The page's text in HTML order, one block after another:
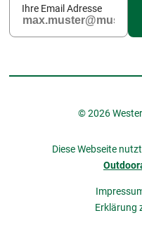
Ihre Email Adresse
© 2026
Diese Webseite
Erklärung